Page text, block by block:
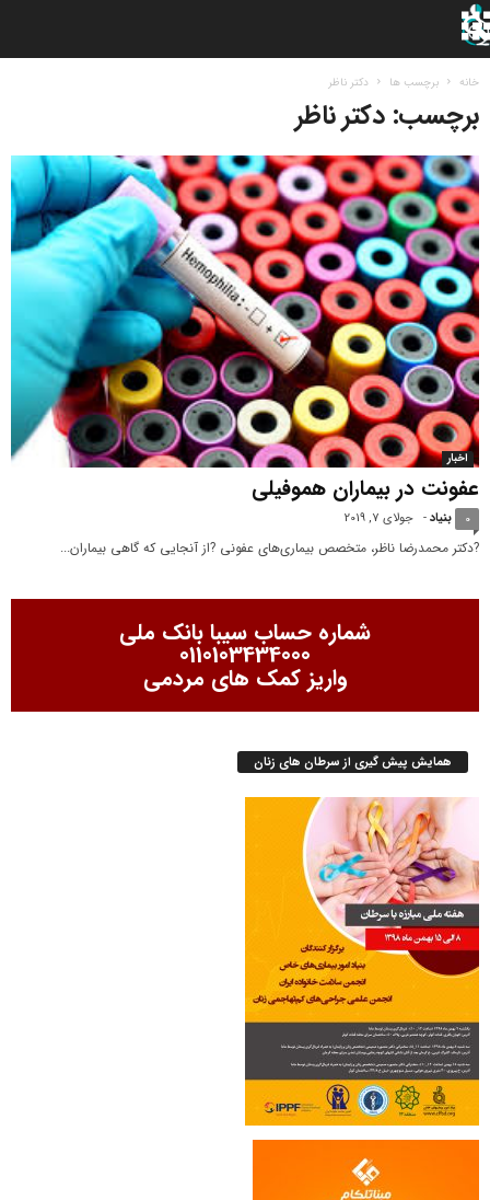
خانه برچسب ها دکتر ناظر
برچسب: دکتر ناظر
اخبار
عفونت در بیماران هموفیلی
بنیاد- جولای 7, 2019 0
?دکتر محمدرضا ناظر، متخصص بیماری‌های عفونی ?از آنجایی که گاهی بیماران...
شماره حساب سیبا بانک ملی
0110103434000
واریز کمک های مردمی
همایش پیش گیری از سرطان های زنان